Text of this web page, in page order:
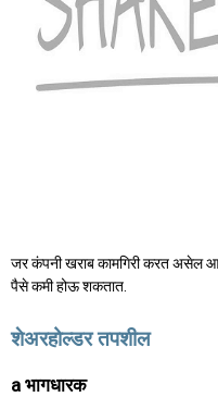
जर कंपनी खराब कामगिरी करत असेल
पैसे कमी होऊ शकतात.
शेअरहोल्डर तपशील
a भागधारक